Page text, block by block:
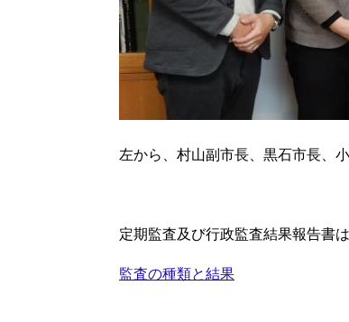
左から、村山副市長、黒石市長、
定期監査及び行政監査結果報告書
監査の種類と結果